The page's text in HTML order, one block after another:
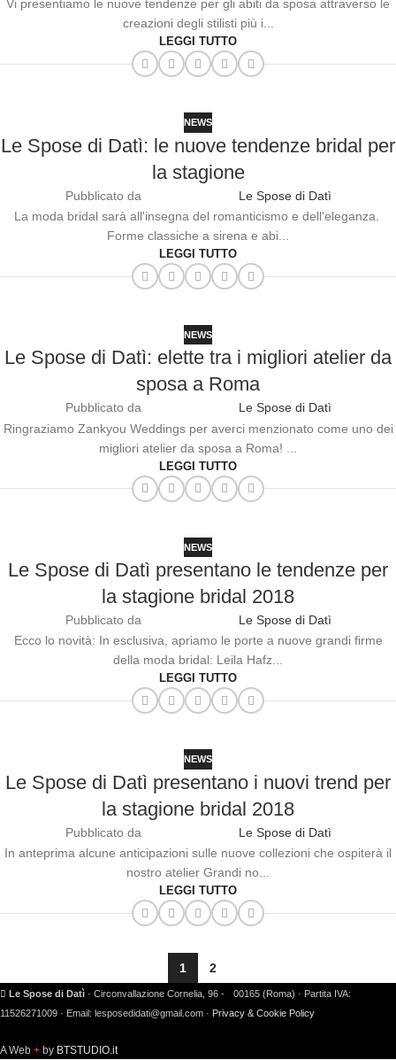
NOV
Vi presentiamo le nuove tendenze per gli abiti da sposa attraverso le
creazioni degli stilisti più i...
LEGGI TUTTO
NEWS
Le Spose di Datì: le nuove tendenze bridal per
la stagione
Pubblicato da
Le Spose di Datì
La moda bridal sarà all'insegna del romanticismo e dell'eleganza.
Forme classiche a sirena e abi...
LEGGI TUTTO
NEWS
Le Spose di Datì: elette tra i migliori atelier da
sposa a Roma
Pubblicato da
Le Spose di Datì
Ringraziamo Zankyou Weddings per averci menzionato come uno dei
migliori atelier da sposa a Roma! ...
LEGGI TUTTO
NEWS
Le Spose di Datì presentano le tendenze per
la stagione bridal 2018
Pubblicato da
Le Spose di Datì
Ecco lo novità: In esclusiva, apriamo le porte a nuove grandi firme
della moda bridal: Leila Hafz...
LEGGI TUTTO
NEWS
Le Spose di Datì presentano i nuovi trend per
la stagione bridal 2018
Pubblicato da
Le Spose di Datì
In anteprima alcune anticipazioni sulle nuove collezioni che ospiterà il
nostro atelier Grandi no...
LEGGI TUTTO
1 2
Le Spose di Datì · Circonvallazione Cornelia, 96 - 00165 (Roma) · Partita IVA:
11526271009 · Email: lesposedidati@gmail.com · Privacy & Cookie Policy
A Web by BTSTUDIO.it